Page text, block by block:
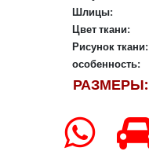
Шлицы:
Цвет ткани:
Рисунок ткани:
особенность:
РАЗМЕРЫ: